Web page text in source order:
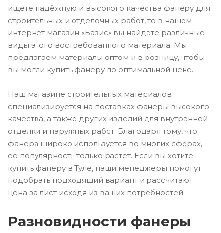
ищете надёжную и высокого качества фанеру для
строительных и отделочных работ, то в нашем
интернет магазин «Базис» вы найдёте различные
виды этого востребованного материала. Мы
предлагаем материалы оптом и в розницу, чтобы
вы могли купить фанеру по оптимальной цене.
Наш магазине строительных материалов
специализируется на поставках фанеры высокого
качества, а также других изделий для внутренней
отделки и наружных работ. Благодаря тому, что
фанера широко используется во многих сферах,
её популярность только растёт. Если вы хотите
купить фанеру в Туле, наши менеджеры помогут
подобрать подходящий вариант и рассчитают
цена за лист исходя из ваших потребностей.
Разновидности фанеры